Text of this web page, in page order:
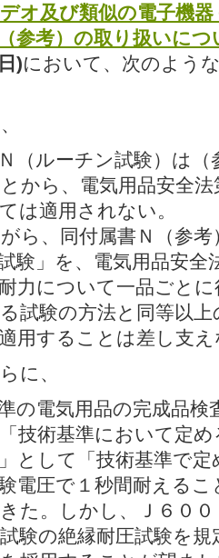
オ及び類似の電子機
参考）の取り扱いにつ
)において、次のよう
Ｎ（ルーチン試験）は
から、電気用品安全
は適用されない。
ら、同付属書Ｎ（参
験」を、電気用品安全
力について一品ごと
試験の方法と同等以
用することは差し支
に、
準の電気用品の完成品
技術基準において定
」として「技術基準で
電圧で１秒間耐える
た。しかし、Ｊ６０
験の絶縁耐圧試験を